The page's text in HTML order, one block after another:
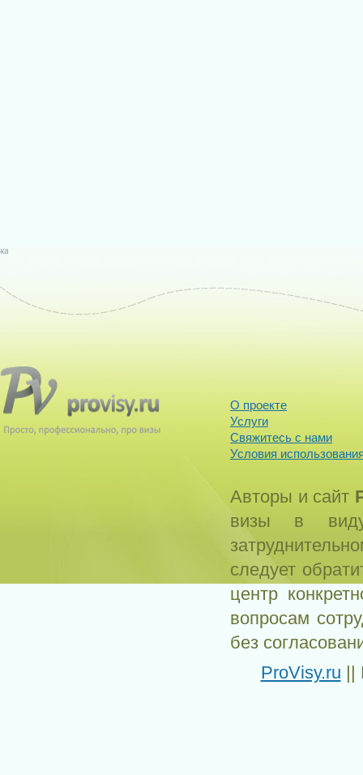
О проекте
Услуги
Свяжитесь с нами
Условия
Авторы и сайт
визы в виду
следует
центр
вопросам
без
ProVisy.ru ||